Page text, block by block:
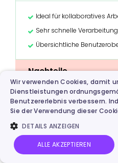
Ideal für kollaboratives
Sehr schnelle
Übersichtliche
Nachteile
Bei hohem Volumen kann
Automatische
Lesen Sie auch
Wir verwenden Cookies, damit
Dienstleistungen
Benutzererlebnis verbessern.
Sie der Verwendung dieser
DETAILS ANZEIGEN
ALLE AKZEPTIEREN